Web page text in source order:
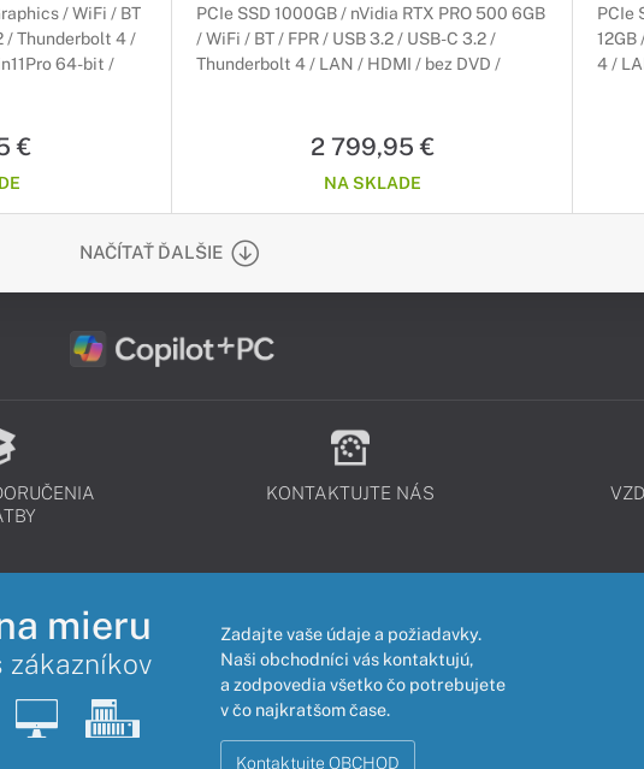
/ WiFi / BT
/ Thunderbolt 4 /
64-bit /
€
PCIe SSD 1000GB / nVidia RTX PRO 500 6GB
/ WiFi / BT / FPR / USB 3.2 / USB-C 3.2 /
Thunderbolt 4 / LAN / HDMI / bez DVD /
2 799,95 €
NA SKLADE
PCIe
12GB
4 /
NAČÍTAŤ ĎALŠIE
KONTAKTUJTE NÁS
mieru
zákazníkov
Zadajte vaše údaje a požiadavky.
Naši obchodníci vás kontaktujú,
a zodpovedia všetko čo potrebujete
v čo najkratšom čase.
Kontaktujte OBCHOD